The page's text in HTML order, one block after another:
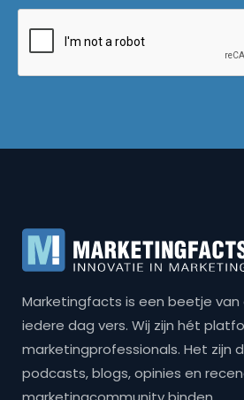
Marketingfacts is een beetje van
iedere dag vers. Wij zijn hét
marketingprofessionals. Het zijn
podcasts, blogs, opinies en